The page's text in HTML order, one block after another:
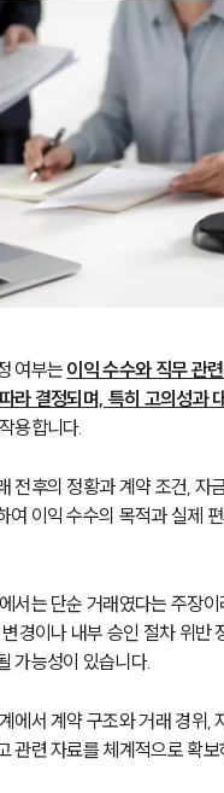
그룹소개
그룹소개
오시는 길
글로벌 파트너 로펌
고객의 소리
여부는 이익 수수와 직무 관
라 결정되며, 특히 고의성과
용합니다.
전후의 정황과 계약 조건, 자
여 이익 수수의 목적과 실제
서는 단순 거래였다는 주장이
경이나 내부 승인 절차 위반
가능성이 있습니다.
에서 계약 구조와 거래 경위,
관련 자료를 체계적으로 확보